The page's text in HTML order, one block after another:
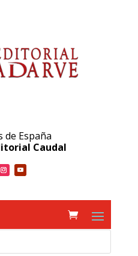
de España
Caudal